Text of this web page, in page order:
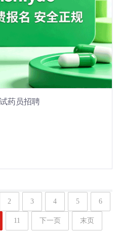
药员招聘
2 3 4 5 6
11 下一页 末页